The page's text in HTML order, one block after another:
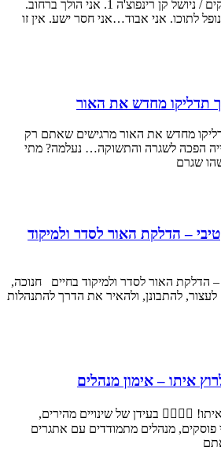
אוטוביוגרפיה בחמישה פרקים / ניושל קן רינפוצ'ה 1. אני הולך ברחוב.
לתוכו. אני אבוד…אני חסר ישע. אין זו
תדליקו מחדש את האור
מחדש את האור מרגישים שאתם רק
הפכה לשגרה והתשוקה… נעלמה? מתי
שגרם
– הדלקת האור לסדר ולמיקוד
– הדלקת האור לסדר ולמיקוד בחיים חנוכה,
להתבונן, ולהאיר את הדרך להתנהלות
איתו – אימון מנהלים
🏃‍♂️🏃‍♀️ בעידן של שינויים מהירים,
פוסקים, מנהלים מתמודדים עם אתגרים